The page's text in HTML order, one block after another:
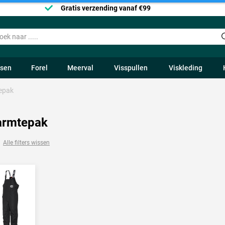
Gratis verzending vanaf €99
Forel Meerval Visspullen Viskleding
Alle filters wissen